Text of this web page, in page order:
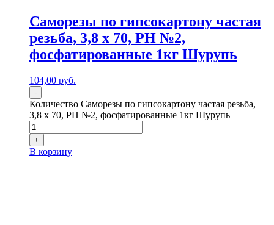
Саморезы по гипсокартону частая
резьба, 3,8 x 70, PH №2,
фосфатированные 1кг Шурупь
104,00 руб.
-
Количество Саморезы по гипсокартону частая резьба,
3,8 x 70, PH №2, фосфатированные 1кг Шурупь
+
В корзину